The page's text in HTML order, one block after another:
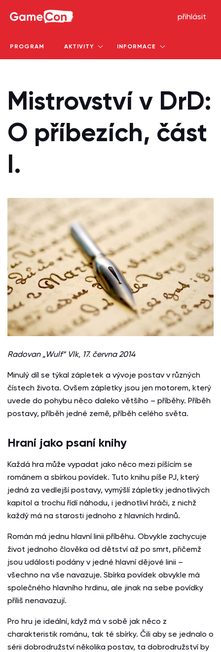
přihlásit
PROGRAM AKTIVITY INFORMACE
Mistrovství v DrD:
O příbezích, část
I.
Radovan „Wulf“ Vlk, 17. června 2014
Minulý díl se týkal zápletek a vývoje postav v různých
čístech života. Ovšem zápletky jsou jen motorem, který
uvede do pohybu něco daleko většího – příběhy. Příběh
postavy, příběh jedné země, příběh celého světa.
Hraní jako psaní knihy
Každá hra může vypadat jako něco mezi píšícím se
románem a sbírkou povídek. Tuto knihu píše PJ, který
jedná za vedlejší postavy, vymýšlí zápletky jednotlivých
kapitol a trochu řídí náhodu, i jednotliví hráči, z nichž
každý má na starosti jednoho z hlavních hrdinů.
Román má jednu hlavní linii příběhu. Obvykle zachycuje
život jednoho člověka od dětství až po smrt, přičemž
jsou události podány v jedné hlavní dějové linii –
všechno na vše navazuje. Sbírka povídek obvykle má
společného hlavního hrdinu, ale jinak na sebe povídky
příliš nenavazují.
Pro hru je ideální, když má v sobě jak něco z
charakteristik románu, tak té sbírky. Čili aby se jednalo o
sérii dobrodružství několika postav, ta dobrodružství by